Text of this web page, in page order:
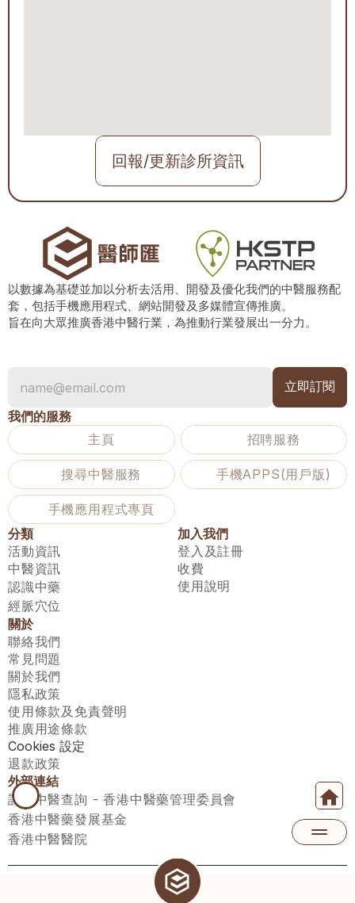
回報/更新診所資訊
以數據為基礎並加以分析去活用、開發及優化我們的中醫服務配
套，包括手機應用程式、網站開發及多媒體宣傳推廣。
旨在向大眾推廣香港中醫行業，為推動行業發展出一分力。
我們的服務
主頁
招聘服務
搜尋中醫服務 手機APPS(用戶版)
手機應用程式專頁
分類
活動資訊
中醫資訊
認識中藥
經脈穴位
加入我們
登入及註冊
收費
使用說明
關於
聯絡我們
常見問題
關於我們
隱私政策
使用條款及免責聲明
推廣用途條款
Cookies 設定
退款政策
外部連結
註冊中醫查詢 - 香港中醫藥管理委員會
香港中醫藥發展基金
香港中醫醫院
醫師匯有限公司 ECWAY LIMITED Copyright 2026© All rights